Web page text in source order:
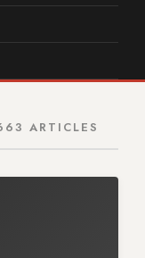
ARTICLES